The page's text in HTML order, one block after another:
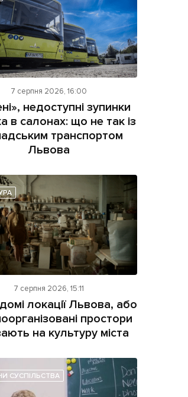
in Lviv
7 серпня 2026, 16:00
недоступні зупинки
в салонах: що не так із
транспортом
Львова
7 серпня 2026, 15:11
локації Львова, або
простори
на культуру міста
СУСПІЛЬСТВА